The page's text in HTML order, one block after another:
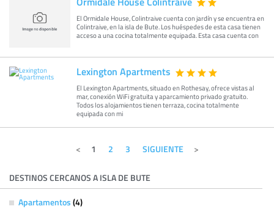
El Ormidale House, Colintraive cuenta con jardín y se encuentra en
Colintraive, en la isla de Bute. Los huéspedes de esta casa tienen
acceso a una cocina totalmente equipada. Esta casa cuenta con
Lexington Apartments
El Lexington Apartments, situado en Rothesay, ofrece vistas al
mar, conexión WiFi gratuita y aparcamiento privado gratuito.
Todos los alojamientos tienen terraza, cocina totalmente
equipada con mi
1 2 3 SIGUIENTE
DESTINOS CERCANOS A ISLA DE BUTE
Apartamentos (4)